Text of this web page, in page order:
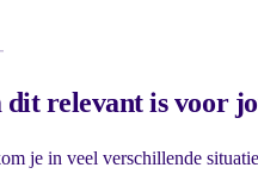
relevant is voor
je in veel verschillende